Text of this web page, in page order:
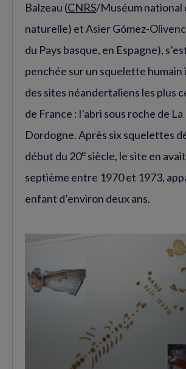
Balzeau (CNRS/Muséum national
naturelle) et Asier Gómez-
du Pays basque, en Espagne),
penchée sur un squelette humain
des sites néandertaliens les plus
de France : l’abri sous roche de
Dordogne. Après six squelettes
début du 20e siècle, le site en
septième entre 1970 et 1973,
enfant d’environ deux ans.